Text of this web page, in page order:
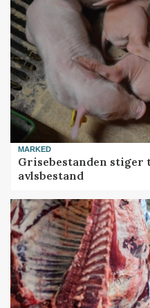
MARKED
Grisebestanden stiger
avlsbestand